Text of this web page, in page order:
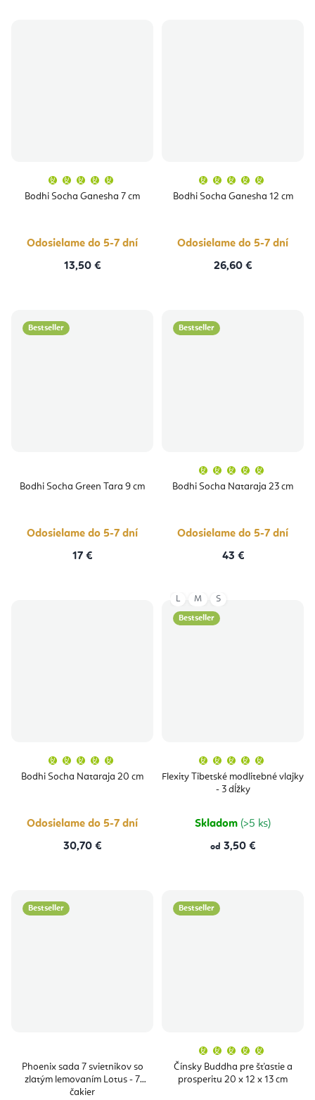
Bodhi Socha Ganesha 7 cm
produktu
je
hviezdičiek.
Odosielame do 5-7 dní
13,50 €
Bodhi Socha Ganesha 12 cm
produktu
je
Odosielame do 5-7 dní
26,60 €
Bestseller
Bodhi Socha Green Tara 9 cm
Odosielame do 5-7 dní
17 €
Bestseller
Bodhi Socha Nataraja 23 cm
produktu
je
Odosielame do 5-7 dní
43 €
Bodhi Socha Nataraja 20 cm
produktu
je
hviezdičiek.
Odosielame do 5-7 dní
30,70 €
Bestseller
Flexity Tibetské modlitebné vlajky
- 3 dĺžky
produktu
je
Skladom (>5 ks)
od 3,50 €
L M S
Bestseller
Phoenix sada 7 svietnikov so
zlatým lemovaním Lotus - 7
čakier
Bestseller
Čínsky Buddha pre šťastie a
prosperitu 20 x 12 x 13 cm
produktu
je
5,0